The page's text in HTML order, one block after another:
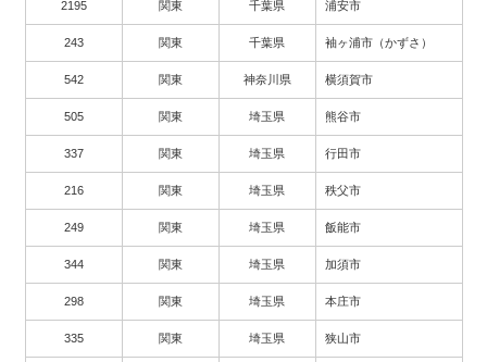
2195 関東 千葉県 浦安市
243 関東 千葉県 袖ヶ浦市（かずさ）
542 関東 神奈川県 横須賀市
505 関東 埼玉県 熊谷市
337 関東 埼玉県 行田市
216 関東 埼玉県 秩父市
249 関東 埼玉県 飯能市
344 関東 埼玉県 加須市
298 関東 埼玉県 本庄市
335 関東 埼玉県 狭山市